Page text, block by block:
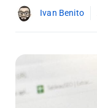
Ivan Benito